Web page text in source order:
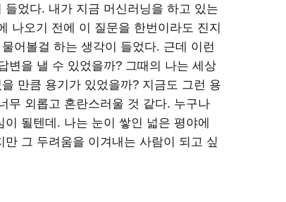
었다. 내가 지금 머신러닝을 하고 있는
나오기 전에 이 질문을 한번이라도 진지
어볼걸 하는 생각이 들었다. 근데 이런
변을 낼 수 있었을까? 그때의 나는 세상
만큼 용기가 있었을까? 지금도 그런 용
무 외롭고 혼란스러울 것 같다. 누구나
될텐데. 나는 눈이 쌓인 넓은 평야에
그 두려움을 이겨내는 사람이 되고 싶